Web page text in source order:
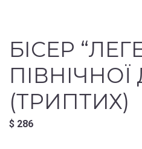
БІСЕР
(ТРИПТИХ)
$ 286